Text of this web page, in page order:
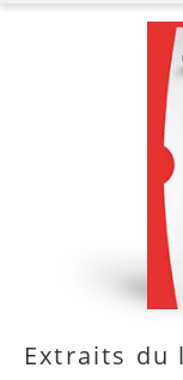
Extraits du